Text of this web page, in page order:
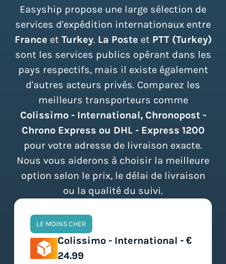
Easyship propose une large sélection de
services d'expédition internationaux entre
France et Turkey. La Poste et PTT (Turkey)
sont les services publics opérant dans les
pays respectifs, mais il existe également
d'autres acteurs privés. Comparez les
meilleurs transporteurs comme
Colissimo - International, Chronopost -
Chrono Express ou DHL - Express 1200
pour votre adresse de livraison exacte.
Nous vous aiderons à choisir la meilleure
option selon le prix, le délai de livraison
ou la qualité du suivi.
LE MOINS CHER
Colissimo - International - €
24.99